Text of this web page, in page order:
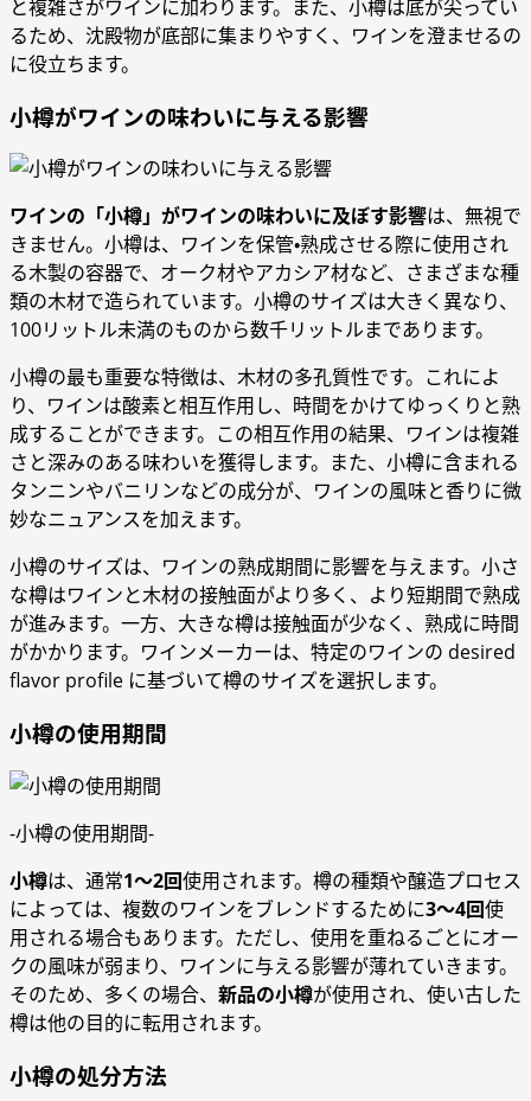
と複雑さがワインに加わります。また、小樽は底が尖ってい
るため、沈殿物が底部に集まりやすく、ワインを澄ませるの
に役立ちます。
小樽がワインの味わいに与える影響
ワインの「小樽」がワインの味わいに及ぼす影響は、無視で
きません。小樽は、ワインを保管・熟成させる際に使用され
る木製の容器で、オーク材やアカシア材など、さまざまな種
類の木材で造られています。小樽のサイズは大きく異なり、
100リットル未満のものから数千リットルまであります。
小樽の最も重要な特徴は、木材の多孔質性です。これによ
り、ワインは酸素と相互作用し、時間をかけてゆっくりと熟
成することができます。この相互作用の結果、ワインは複雑
さと深みのある味わいを獲得します。また、小樽に含まれる
タンニンやバニリンなどの成分が、ワインの風味と香りに微
妙なニュアンスを加えます。
小樽のサイズは、ワインの熟成期間に影響を与えます。小さ
な樽はワインと木材の接触面がより多く、より短期間で熟成
が進みます。一方、大きな樽は接触面が少なく、熟成に時間
がかかります。ワインメーカーは、特定のワインの desired
flavor profile に基づいて樽のサイズを選択します。
小樽の使用期間
-小樽の使用期間-
小樽は、通常1～2回使用されます。樽の種類や醸造プロセス
によっては、複数のワインをブレンドするために3～4回使
用される場合もあります。ただし、使用を重ねるごとにオー
クの風味が弱まり、ワインに与える影響が薄れていきます。
そのため、多くの場合、 新品の小樽が使用され、使い古した
樽は他の目的に転用されます。
小樽の処分方法